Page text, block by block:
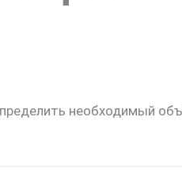
необходимый